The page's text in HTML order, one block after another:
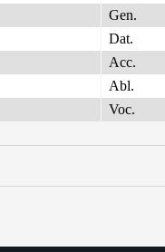
Gen.
Dat.
Acc.
Abl.
Voc.